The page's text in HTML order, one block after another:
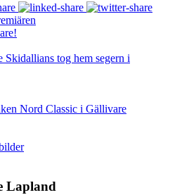
tog hem segern i
Nord Classic i Gällivare
Lapland